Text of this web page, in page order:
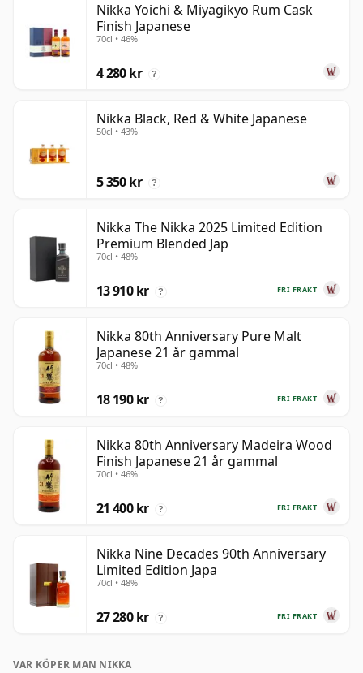
Nikka Yoichi & Miyagikyo Rum Cask
Finish Japanese
70cl • 46%
4 280 kr ?
Nikka Black, Red & White Japanese
50cl • 43%
5 350 kr ?
Nikka The Nikka 2025 Limited Edition
Premium Blended Jap
70cl • 48%
FRI FRAKT
13 910 kr ?
Nikka 80th Anniversary Pure Malt
Japanese 21 år gammal
70cl • 48%
FRI FRAKT
18 190 kr ?
Nikka 80th Anniversary Madeira Wood
Finish Japanese 21 år gammal
70cl • 46%
FRI FRAKT
21 400 kr ?
Nikka Nine Decades 90th Anniversary
Limited Edition Japa
70cl • 48%
FRI FRAKT
27 280 kr ?
VAR KÖPER MAN NIKKA